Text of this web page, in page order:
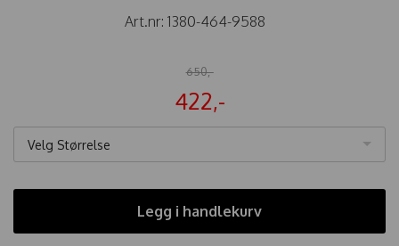
Art.nr: 1380-464-9588
650,-
422,-
Velg Størrelse
Legg i handlekurv